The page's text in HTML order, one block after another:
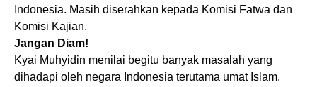
Indonesia. Masih diserahkan kepada Komisi Fatwa dan
Komisi Kajian.
Jangan Diam!
Kyai Muhyidin menilai begitu banyak masalah yang
dihadapi oleh negara Indonesia terutama umat Islam.